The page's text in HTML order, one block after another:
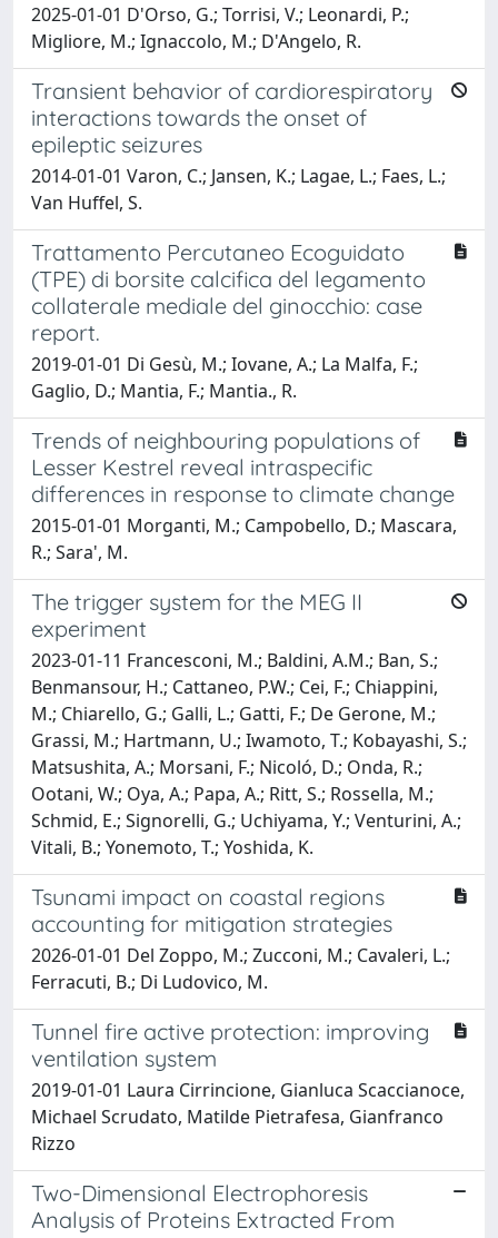
2025-01-01 D'Orso, G.; Torrisi, V.; Leonardi, P.;
Migliore, M.; Ignaccolo, M.; D'Angelo, R.
Transient behavior of cardiorespiratory
interactions towards the onset of
epileptic seizures
2014-01-01 Varon, C.; Jansen, K.; Lagae, L.; Faes, L.;
Van Huffel, S.
Trattamento Percutaneo Ecoguidato
(TPE) di borsite calcifica del legamento
collaterale mediale del ginocchio: case
report.
2019-01-01 Di Gesù, M.; Iovane, A.; La Malfa, F.;
Gaglio, D.; Mantia, F.; Mantia., R.
Trends of neighbouring populations of
Lesser Kestrel reveal intraspecific
differences in response to climate change
2015-01-01 Morganti, M.; Campobello, D.; Mascara,
R.; Sara', M.
The trigger system for the MEG II
experiment
2023-01-11 Francesconi, M.; Baldini, A.M.; Ban, S.;
Benmansour, H.; Cattaneo, P.W.; Cei, F.; Chiappini,
M.; Chiarello, G.; Galli, L.; Gatti, F.; De Gerone, M.;
Grassi, M.; Hartmann, U.; Iwamoto, T.; Kobayashi, S.;
Matsushita, A.; Morsani, F.; Nicoló, D.; Onda, R.;
Ootani, W.; Oya, A.; Papa, A.; Ritt, S.; Rossella, M.;
Schmid, E.; Signorelli, G.; Uchiyama, Y.; Venturini, A.;
Vitali, B.; Yonemoto, T.; Yoshida, K.
Tsunami impact on coastal regions
accounting for mitigation strategies
2026-01-01 Del Zoppo, M.; Zucconi, M.; Cavaleri, L.;
Ferracuti, B.; Di Ludovico, M.
Tunnel fire active protection: improving
ventilation system
2019-01-01 Laura Cirrincione, Gianluca Scaccianoce,
Michael Scrudato, Matilde Pietrafesa, Gianfranco
Rizzo
Two-Dimensional Electrophoresis
Analysis of Proteins Extracted From